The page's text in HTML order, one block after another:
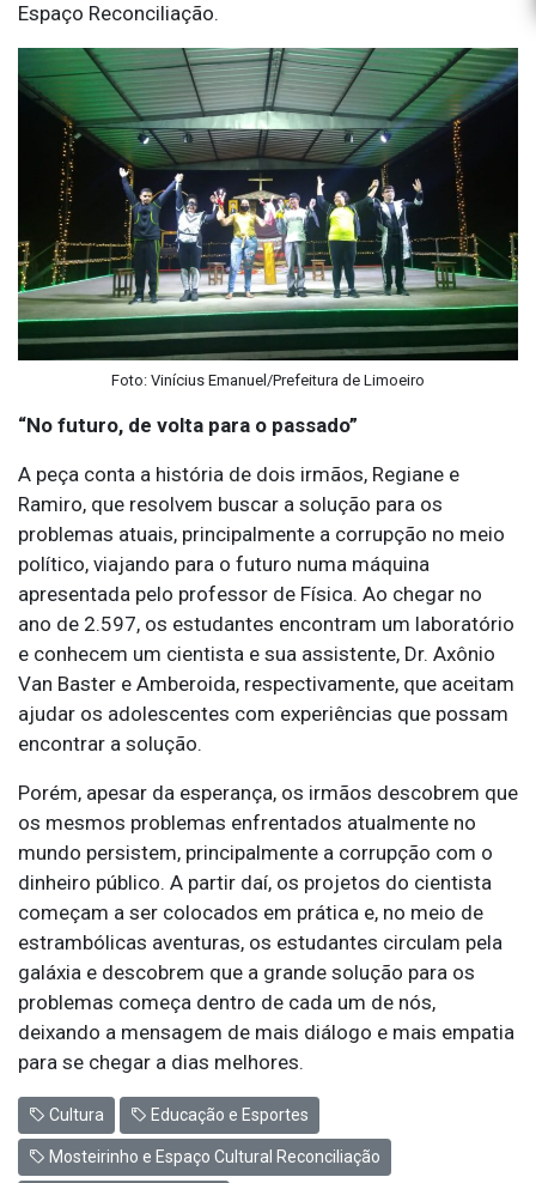
Espaço Reconciliação.
Foto: Vinícius Emanuel/Prefeitura de Limoeiro
“No futuro, de volta para o passado”
A peça conta a história de dois irmãos, Regiane e
Ramiro, que resolvem buscar a solução para os
problemas atuais, principalmente a corrupção no meio
político, viajando para o futuro numa máquina
apresentada pelo professor de Física. Ao chegar no
ano de 2.597, os estudantes encontram um laboratório
e conhecem um cientista e sua assistente, Dr. Axônio
Van Baster e Amberoida, respectivamente, que aceitam
ajudar os adolescentes com experiências que possam
encontrar a solução.
Porém, apesar da esperança, os irmãos descobrem que
os mesmos problemas enfrentados atualmente no
mundo persistem, principalmente a corrupção com o
dinheiro público. A partir daí, os projetos do cientista
começam a ser colocados em prática e, no meio de
estrambólicas aventuras, os estudantes circulam pela
galáxia e descobrem que a grande solução para os
problemas começa dentro de cada um de nós,
deixando a mensagem de mais diálogo e mais empatia
para se chegar a dias melhores.
Cultura Educação e Esportes
Mosteirinho e Espaço Cultural Reconciliação